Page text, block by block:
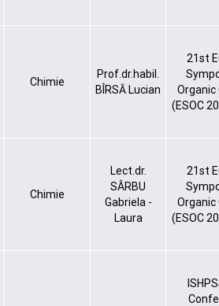
Chimie
Prof.dr.habil.
BÎRSĂ Lucian
21st
(ESOC
Chimie
Lect.dr.
SÂRBU
Gabriela -
Laura
21st
(ESOC